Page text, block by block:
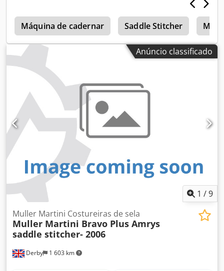
Máquina de cadernar Saddle Stitcher
Anúncio classificado
1 /9
Derby 1 603 km
Muller Martini Costureiras de sela
Muller Martini Bravo Plus Amrys
saddle stitcher- 2006